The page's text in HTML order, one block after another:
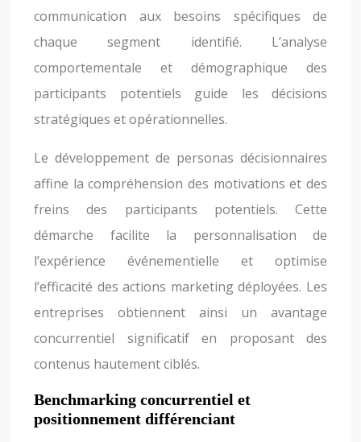
communication aux besoins spécifiques de
chaque segment identifié. L’analyse
comportementale et démographique des
participants potentiels guide les décisions
stratégiques et opérationnelles.
Le développement de personas décisionnaires
affine la compréhension des motivations et des
freins des participants potentiels. Cette
démarche facilite la personnalisation de
l’expérience événementielle et optimise
l’efficacité des actions marketing déployées. Les
entreprises obtiennent ainsi un avantage
concurrentiel significatif en proposant des
contenus hautement ciblés.
Benchmarking concurrentiel et
positionnement différenciant